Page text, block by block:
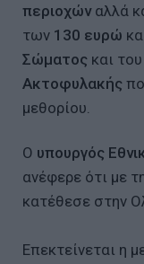
περιοχώναλλά
των 130 ευρώ
Σώματος και του
Ακτοφυλακής
μεθορίου.
Ο υπουργός
ανέφερε ότι με
κατέθεσε στην
Επεκτείνεται η